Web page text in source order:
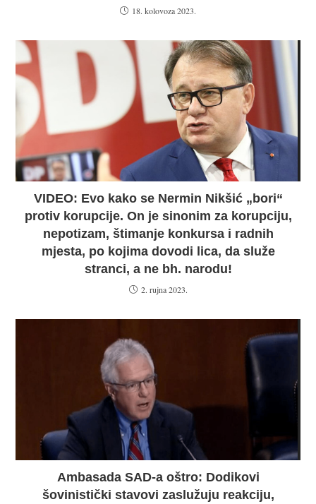
18. kolovoza 2023.
VIDEO: Evo kako se Nermin Nikšić „bori“
protiv korupcije. On je sinonim za korupciju,
nepotizam, štimanje konkursa i radnih
mjesta, po kojima dovodi lica, da služe
stranci, a ne bh. narodu!
2. rujna 2023.
Ambasada SAD-a oštro: Dodikovi
šovinistički stavovi zaslužuju reakciju,